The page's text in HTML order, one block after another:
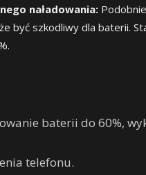
naładowania:
być szkodliwy dla baterii.
baterii do 60%,
telefonu.